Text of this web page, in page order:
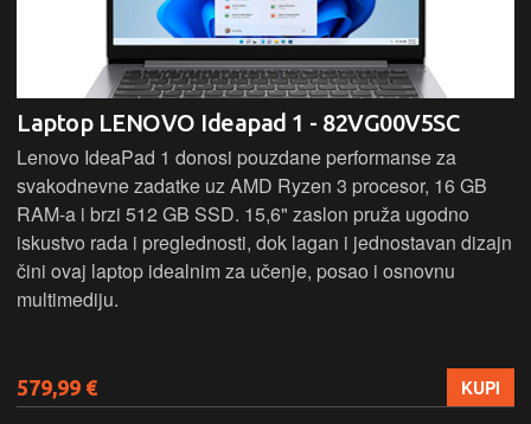
Laptop LENOVO Ideapad 1 - 82VG00V5SC
Lenovo IdeaPad 1 donosi pouzdane performanse za
svakodnevne zadatke uz AMD Ryzen 3 procesor, 16 GB
RAM-a i brzi 512 GB SSD. 15,6" zaslon pruža ugodno
iskustvo rada i preglednosti, dok lagan i jednostavan dizajn
čini ovaj laptop idealnim za učenje, posao i osnovnu
multimediju.
579,99 € KUPI